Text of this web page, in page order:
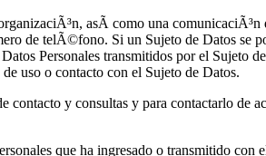
asÃ­ como una
de telÃ©fono. Si un Sujeto de Datos se
Personales transmitidos por el Sujeto
uso o contacto con el Sujeto de Datos.
contacto y consultas y para contactarlo
que ha ingresado o transmitido